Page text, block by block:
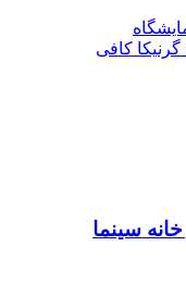
کافی
سینما